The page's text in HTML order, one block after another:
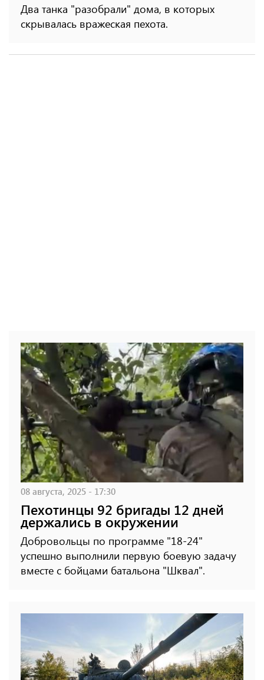
Два танка "разобрали" дома, в которых
скрывалась вражеская пехота.
08 августа, 2025 - 17:30
Пехотинцы 92 бригады 12 дней
держались в окружении
Добровольцы по программе "18-24"
успешно выполнили первую боевую задачу
вместе с бойцами батальона "Шквал".